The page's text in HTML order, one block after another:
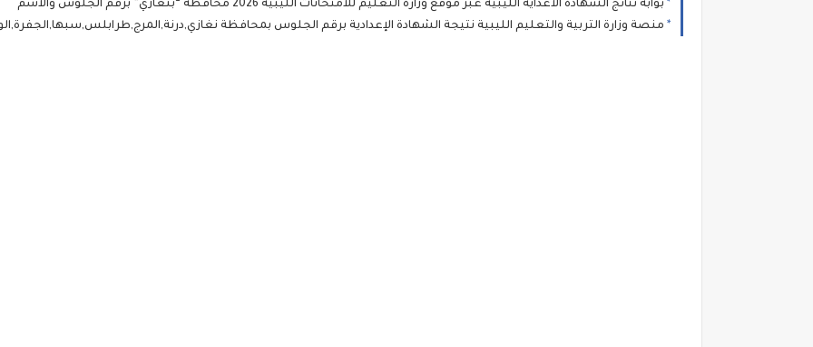
بوابة نتائج الشهادة الاعداية الليبية عبر موقع وزارة التعليم للامتحانات الليبية 2026 محافظة “بنغازي” برقم الجلوس والاسم
منصة وزارة التربية والتعليم الليبية نتيجة الشهادة الإعدادية برقم الجلوس بمحافظة نغازي,درنة,المرج,طرابلس,سبها,الجفرة,الواحا